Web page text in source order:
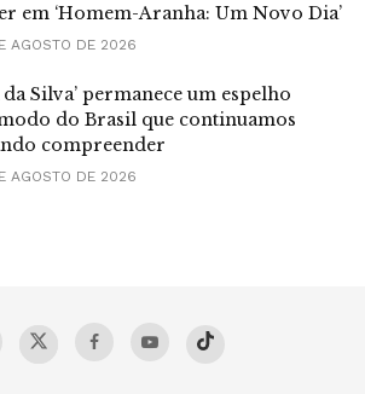
em ‘Homem-Aranha: Um Novo Dia’
AGOSTO DE 2026
da Silva’ permanece um espelho
do Brasil que continuamos
compreender
AGOSTO DE 2026